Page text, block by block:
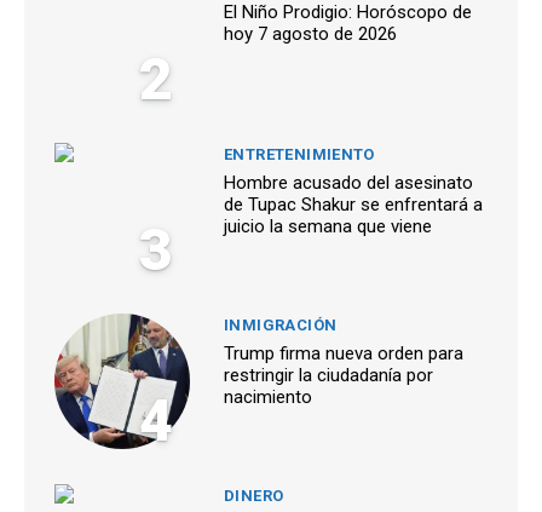
2
El Niño Prodigio: Horóscopo de
hoy 7 agosto de 2026
3
ENTRETENIMIENTO
Hombre acusado del asesinato
de Tupac Shakur se enfrentará a
juicio la semana que viene
4
INMIGRACIÓN
Trump firma nueva orden para
restringir la ciudadanía por
nacimiento
DINERO